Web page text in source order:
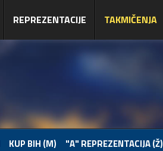
REPREZENTACIJE TAKMIČENJA
KUP BIH (M) "A" REPREZENTACIJA (Ž)